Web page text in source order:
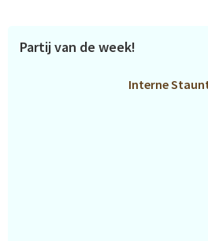
Partij van de week!
Interne